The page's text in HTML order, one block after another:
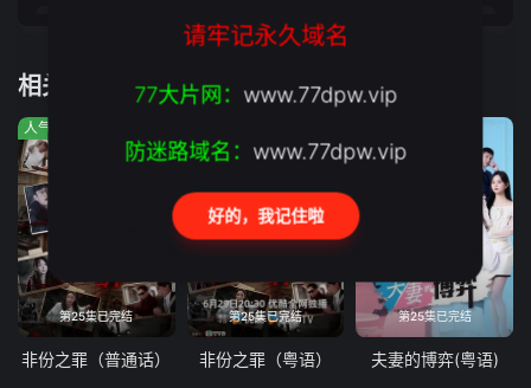
第19集
第21集
第27集 第28集
第29集 第30集
相关推荐
第25集已完结
人气:1121
非份之罪（普通话）
第25集已完结
非份之罪（粤语）
第25集已完结
夫妻的博弈(粤语)
请牢记永久域名
77大片网： www.77dpw.vip
防迷路域名： www.77dpw.vip
好的，我记住啦